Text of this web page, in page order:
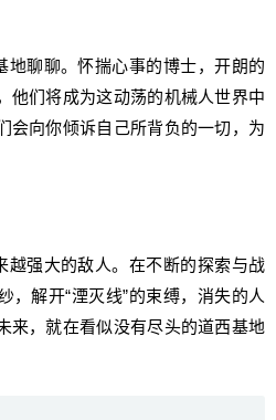
聊聊。怀揣心事的博士，开朗的
他们将成为这动荡的机械人世界中
会向你倾诉自己所背负的一切，为
强大的敌人。在不断的探索与战
，解开“湮灭线”的束缚，消失的人
来，就在看似没有尽头的道西基地